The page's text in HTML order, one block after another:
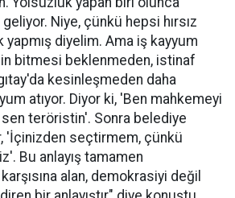
Niye, çünkü hepsi hırsız
yapmış diyelim. Ama iş kayyum
bitmesi beklenmeden, istinaf
kesinleşmeden daha
atıyor. Diyor ki, 'Ben mahkemeyi
teröristin'. Sonra belediye
'İçinizden seçtirmem, çünkü
Bu anlayış tamamen
alan, demokrasiyi değil